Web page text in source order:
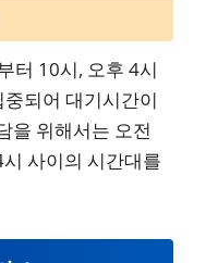
터 10시, 오후 4시
되어 대기시간이
을 위해서는 오전
사이의 시간대를